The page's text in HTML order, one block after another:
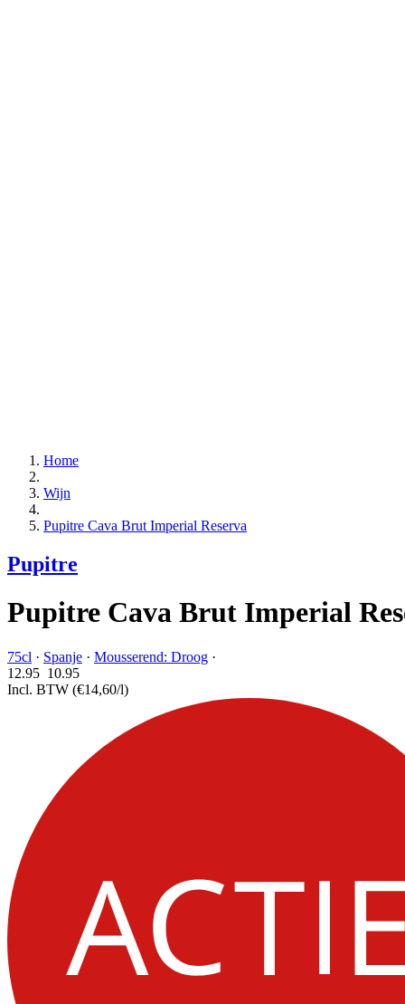
Home
Wijn
Pupitre Cava Brut Imperial Reserva
Pupitre
Pupitre Cava Brut Imperial
75cl · Spanje · Mousserend: Droog ·
12.95 10.95
Incl. BTW (€14,60/l)